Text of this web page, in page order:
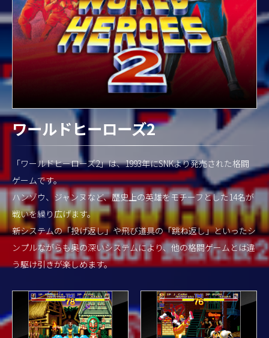
ワールドヒーローズ2
「ワールドヒーローズ2」は、1993年にSNKより発売された格闘
ゲームです。
ハンゾウ、ジャンヌなど、歴史上の英雄をモチーフとした14名が
戦いを繰り広げます。
新システムの「投げ返し」や飛び道具の「跳ね返し」といったシ
ンプルながらも奥の深いシステムにより、他の格闘ゲームとは違
う駆け引きが楽しめます。